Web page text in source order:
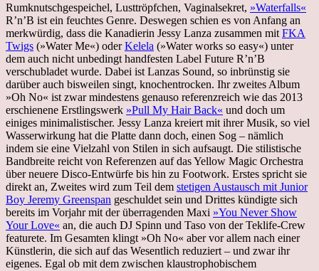
Rumknutschgespeichel, Lusttröpfchen, Vaginalsekret, »Waterfalls«
R’n’B ist ein feuchtes Genre. Deswegen schien es von Anfang an
merkwürdig, dass die Kanadierin Jessy Lanza zusammen mit FKA
Twigs (»Water Me«) oderKelela (»Water works so easy«) unter
dem auch nicht unbedingt handfesten Label Future R’n’B
verschubladet wurde. Dabei ist Lanzas Sound, so inbrünstig sie
darüber auch bisweilen singt, knochentrocken. Ihr zweites Album
»Oh No« ist zwar mindestens genauso referenzreich wie das 2013
erschienene Erstlingswerk »Pull My Hair Back« und doch um
einiges minimalistischer. Jessy Lanza kreiert mit ihrer Musik, so viel
Wasserwirkung hat die Platte dann doch, einen Sog – nämlich
indem sie eine Vielzahl von Stilen in sich aufsaugt. Die stilistische
Bandbreite reicht von Referenzen auf das Yellow Magic Orchestra
über neuere Disco-Entwürfe bis hin zu Footwork. Erstes spricht sie
direkt an, Zweites wird zum Teil dem stetigen Austausch mit Junior
Boy Jeremy Greenspan geschuldet sein und Drittes kündigte sich
bereits im Vorjahr mit der überragenden Maxi »You Never Show
Your Love« an, die auch DJ Spinn und Taso von der Teklife-Crew
featurete. Im Gesamten klingt »Oh No« aber vor allem nach einer
Künstlerin, die sich auf das Wesentlich reduziert – und zwar ihr
eigenes. Egal ob mit dem zwischen klaustrophobischem